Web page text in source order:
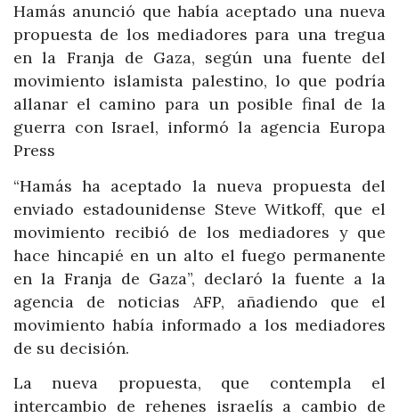
Hamás anunció que había aceptado una nueva
propuesta de los mediadores para una tregua
en la Franja de Gaza, según una fuente del
movimiento islamista palestino, lo que podría
allanar el camino para un posible final de la
guerra con Israel, informó la agencia Europa
Press
“Hamás ha aceptado la nueva propuesta del
enviado estadounidense Steve Witkoff, que el
movimiento recibió de los mediadores y que
hace hincapié en un alto el fuego permanente
en la Franja de Gaza”, declaró la fuente a la
agencia de noticias AFP, añadiendo que el
movimiento había informado a los mediadores
de su decisión.
La nueva propuesta, que contempla el
intercambio de rehenes israelís a cambio de